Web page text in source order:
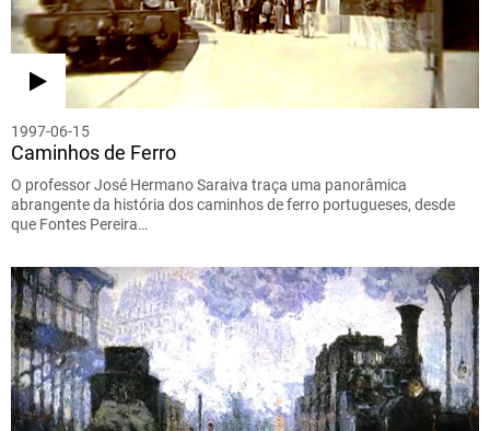
1997-06-15
Caminhos de Ferro
O professor José Hermano Saraiva traça uma panorâmica
abrangente da história dos caminhos de ferro portugueses, desde
que Fontes Pereira…